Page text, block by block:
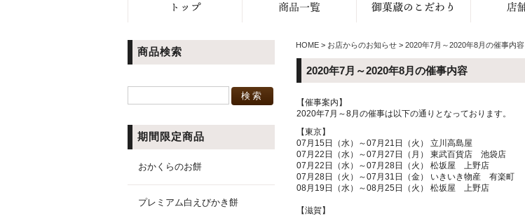
商品検索
期間限定商品
おかくらのお餅
プレミアム白えびかき餅
HOME > お店からのお知らせ > 2020年7月～2020年8月の催事内容
2020年7月～2020年8月の催事内容
【催事案内】
2020年7月～8月の催事は以下の通りとなっております。
【東京】
07月15日（水）～07月21日（火） 立川高島屋
07月22日（水）～07月27日（月） 東武百貨店 池袋店
07月22日（水）～07月28日（火） 松坂屋 上野店
07月28日（火）～07月31日（金） いきいき物産 有楽町
08月19日（水）～08月25日（火） 松坂屋 上野店
【滋賀】